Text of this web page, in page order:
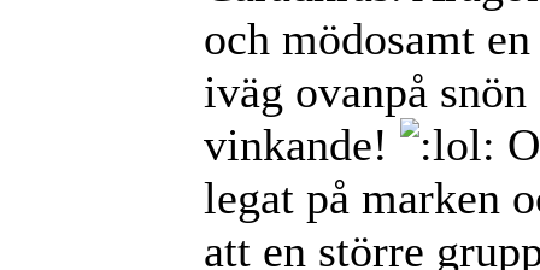
och mödosamt
iväg ovanpå
vinkande!
legat på marken
att en större